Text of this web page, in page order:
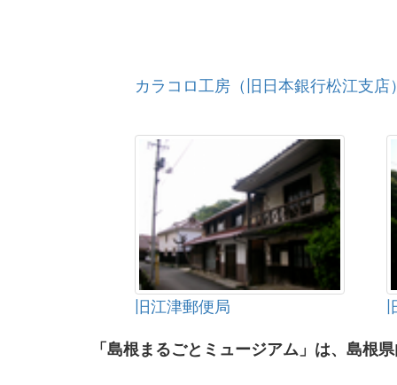
カラコロ工房（旧日本銀行松江支店
旧江津郵便局
「島根まるごとミュージアム」は、島根